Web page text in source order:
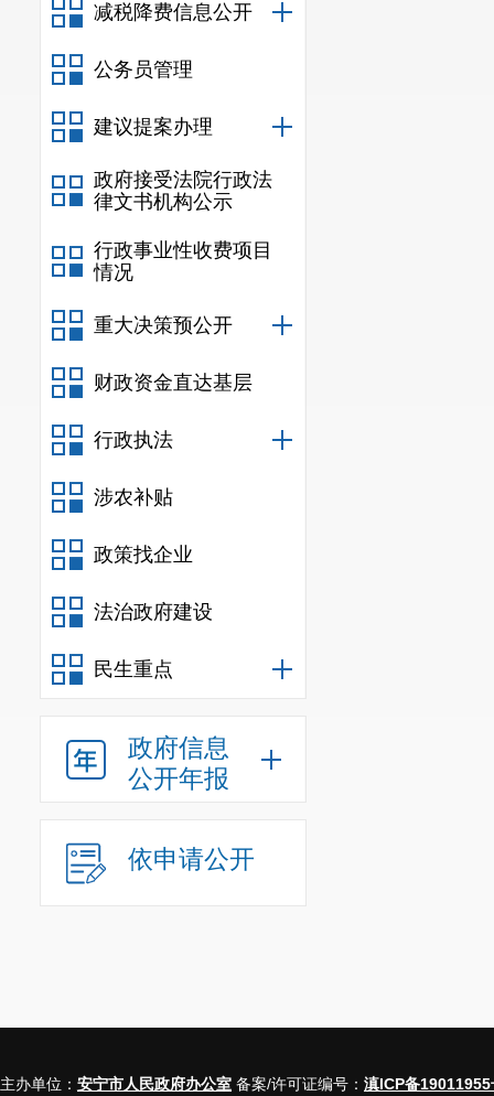
减税降费信息公开
公务员管理
建议提案办理
政府接受法院行政法
律文书机构公示
行政事业性收费项目
情况
重大决策预公开
财政资金直达基层
行政执法
涉农补贴
政策找企业
法治政府建设
民生重点
政府信息
公开年报
依申请公开
主办单位： 安宁市人民政府办公室 备案/许可证编号： 滇ICP备